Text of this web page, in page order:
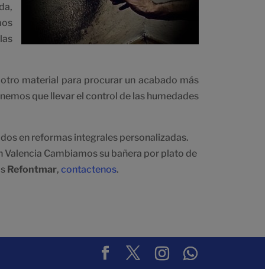
material para procurar un acabado más
que llevar el control de las humedades
en reformas integrales personalizadas.
Valencia Cambiamos su bañera por plato de
Refontmar, contactenos.